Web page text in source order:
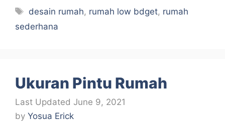
Tags
desain rumah, rumah low bdget, rumah
sederhana
Ukuran Pintu Rumah
June 9, 2021
by Yosua Erick